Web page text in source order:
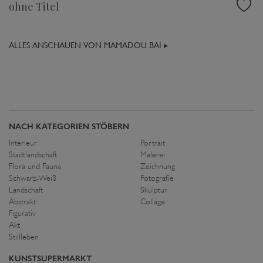
ohne Titel
ALLES ANSCHAUEN VON MAMADOU BAI ▸
NACH KATEGORIEN STÖBERN
Interieur
Stadtlandschaft
Flora und Fauna
Schwarz-Weiß
Landschaft
Abstrakt
Figurativ
Akt
Stillleben
Portrait
Malerei
Zeichnung
Fotografie
Skulptur
Collage
KUNSTSUPERMARKT